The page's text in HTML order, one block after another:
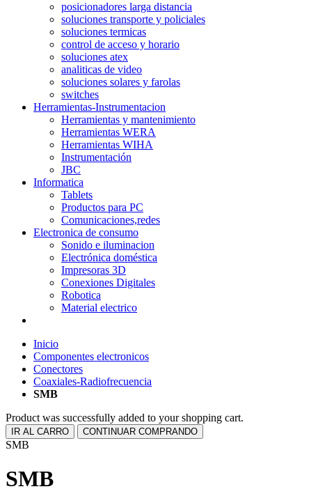
posicionadores larga distancia
soluciones transporte y policiales
soluciones termicas
control de acceso y horario
soluciones atex
analiticas de video
soluciones solares y farolas
switches
Herramientas-Instrumentacion
Herramientas y mantenimiento
Herramientas WERA
Herramientas WIHA
Instrumentación
JBC
Informatica
Tablets
Productos para PC
Comunicaciones,redes
Electronica de consumo
Sonido e iluminacion
Electrónica doméstica
Impresoras 3D
Conexiones Digitales
Robotica
Material electrico
Inicio
Componentes electronicos
Conectores
Coaxiales-Radiofrecuencia
SMB
Product was successfully added to your shopping cart.
IR AL CARRO CONTINUAR COMPRANDO
SMB
SMB